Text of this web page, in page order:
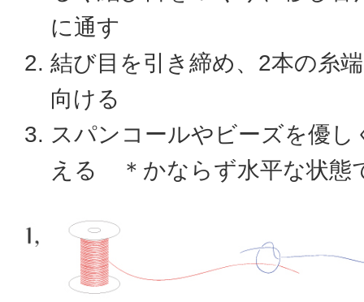
に通す
結び目を引き締め、2本の糸
向ける
スパンコールやビーズを優し
える ＊かならず水平な状態